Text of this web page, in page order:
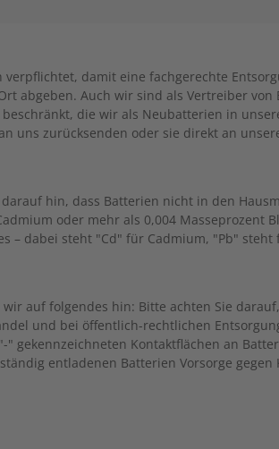
damit eine fachgerechte
abgeben. Auch wir sind als Vertreiber von
die wir als Neubatterien in
uns zurücksenden oder sie direkt an
hin, dass Batterien nicht in den
oder mehr als 0,004 Masseprozent
– dabei steht "Cd" für Cadmium, "Pb" steht
auf folgendes hin: Bitte achten Sie
und bei öffentlich-rechtlichen
gekennzeichneten Kontaktflächen an
entladenen Batterien Vorsorge gegen